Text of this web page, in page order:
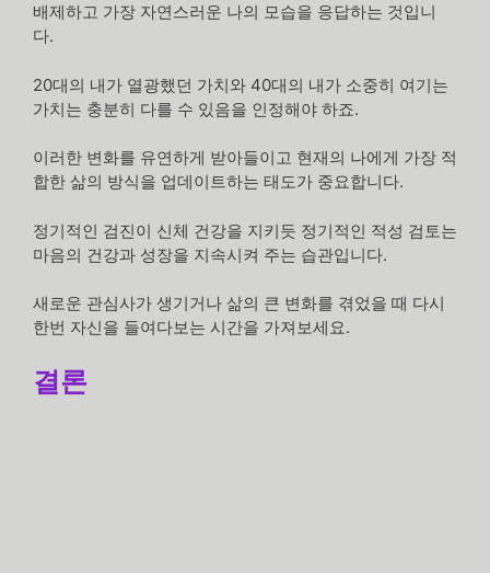
배제하고 가장 자연스러운 나의 모습을 응답하는 것입니
다.
20대의 내가 열광했던 가치와 40대의 내가 소중히 여기는
가치는 충분히 다를 수 있음을 인정해야 하죠.
이러한 변화를 유연하게 받아들이고 현재의 나에게 가장 적
합한 삶의 방식을 업데이트하는 태도가 중요합니다.
정기적인 검진이 신체 건강을 지키듯 정기적인 적성 검토는
마음의 건강과 성장을 지속시켜 주는 습관입니다.
새로운 관심사가 생기거나 삶의 큰 변화를 겪었을 때 다시
한번 자신을 들여다보는 시간을 가져보세요.
결론